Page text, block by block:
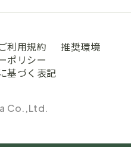
利用規約
推奨環境
ポリシー
基づく表記
Co.,Ltd.